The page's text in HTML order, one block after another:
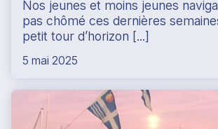
Nos jeunes et moins jeunes
pas chômé ces dernières
petit tour d’horizon [...]
5 mai 2025